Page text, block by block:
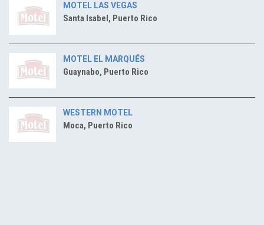
MOTEL LAS VEGAS
Santa Isabel, Puerto Rico
MOTEL EL MARQUÉS
Guaynabo, Puerto Rico
WESTERN MOTEL
Moca, Puerto Rico